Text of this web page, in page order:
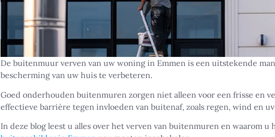
De buitenmuur verven van uw woning in Emmen is een uitstekende
bescherming van uw huis te verbeteren.
Goed onderhouden buitenmuren zorgen niet alleen voor een frisse en
effectieve barrière tegen invloeden van buitenaf, zoals regen, wind en
In deze blog leest u alles over het verven van buitenmuren en waarom u